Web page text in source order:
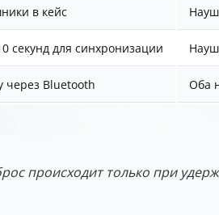
в кейс
секунд для синхронизации
через Bluetooth Оба
происходит только при